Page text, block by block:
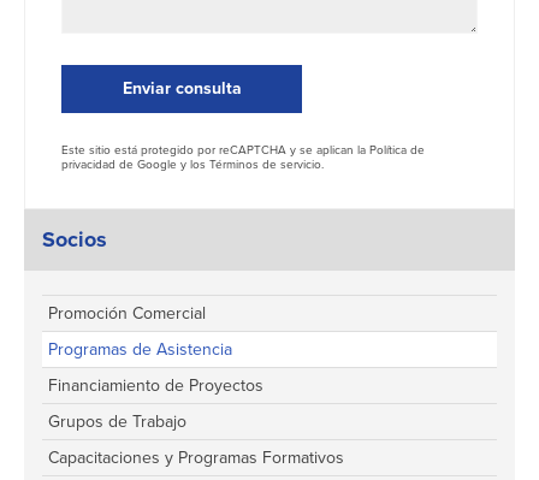
Socios
Promoción Comercial
Programas de Asistencia
Financiamiento de Proyectos
Grupos de Trabajo
Capacitaciones y Programas Formativos
Este sitio está protegido por reCAPTCHA y se aplican la Política de
privacidad de Google y los Términos de servicio.
Enviar consulta